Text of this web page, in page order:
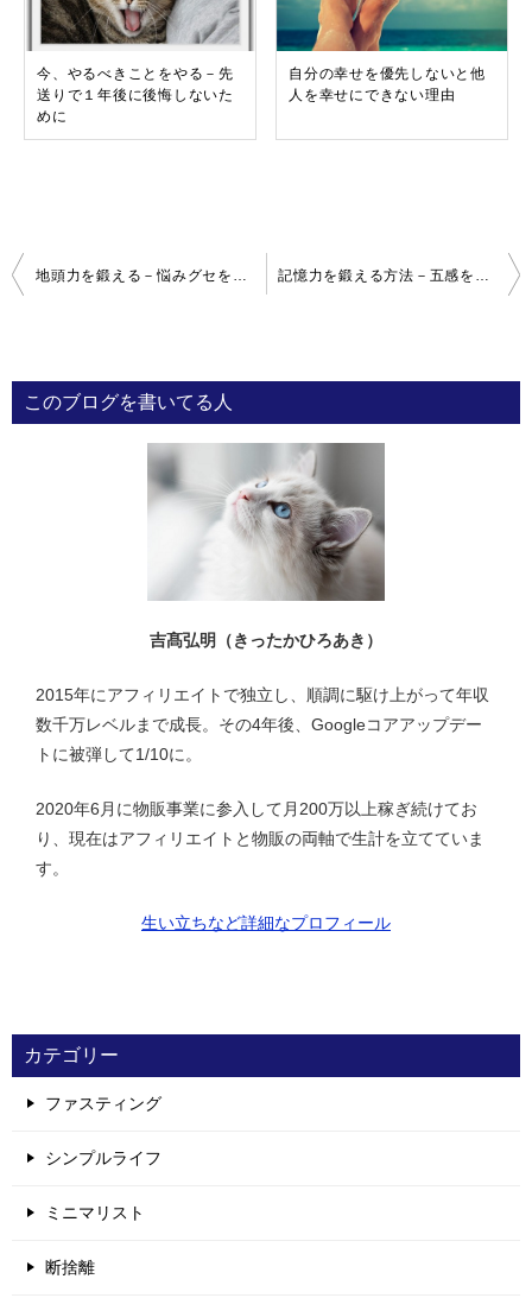
今、やるべきことをやる－先
送りで１年後に後悔しないた
めに
自分の幸せを優先しないと他
人を幸せにできない理由
投
ビ
ゲ
地頭力を鍛える－悩みグセを解決する地頭がいい人の特徴４つ 記憶力を鍛える方法－五感を活用した頭がいい人の５つの記憶術
このブログを書いてる人
吉髙弘明（きったかひろあき）
2015年にアフィリエイトで独立し、順調に駆け上がって年収
数千万レベルまで成長。その4年後、Googleコアアップデー
トに被弾して1/10に。
2020年6月に物販事業に参入して月200万以上稼ぎ続けてお
り、現在はアフィリエイトと物販の両軸で生計を立てていま
す。
生い立ちなど詳細なプロフィール
カテゴリー
ファスティング
シンプルライフ
ミニマリスト
断捨離